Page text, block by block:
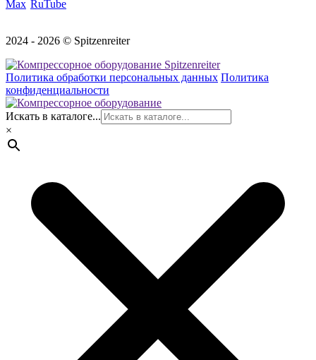
2024 - 2026 © Spitzenreiter
Политика обработки персональных данных Политика
конфиденциальности
Искать в каталоге...
×